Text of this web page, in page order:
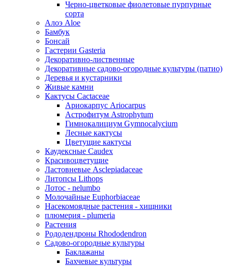
Черно-цветковые фиолетовые пурпурные
сорта
Алоэ Aloe
Бамбук
Бонсай
Гастерии Gasteria
Декоративно-лиственные
Декоративные садово-огородные культуры (патио)
Деревья и кустарники
Живые камни
Кактусы Cactaceae
Ариокарпус Ariocarpus
Астрофитум Astrophytum
Гимнокалициум Gymnocalycium
Лесные кактусы
Цветущие кактусы
Каудексные Caudex
Красивоцветущие
Ластовневые Asclepiadaceae
Литопсы Lithops
Лотос - nelumbo
Молочайные Euphorbiaceae
Насекомоядные растения - хищники
плюмерия - plumeria
Растения
Рододендроны Rhododendron
Садово-огородные культуры
Баклажаны
Бахчевые культуры